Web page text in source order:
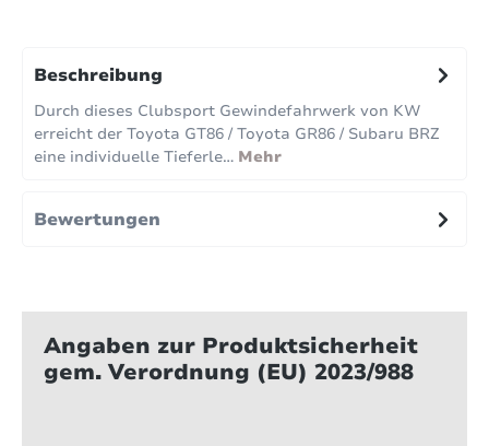
Beschreibung
Durch dieses Clubsport Gewindefahrwerk von KW
erreicht der Toyota GT86 / Toyota GR86 / Subaru BRZ
eine individuelle Tieferle… Mehr
Bewertungen
Angaben zur Produktsicherheit
gem. Verordnung (EU) 2023/988